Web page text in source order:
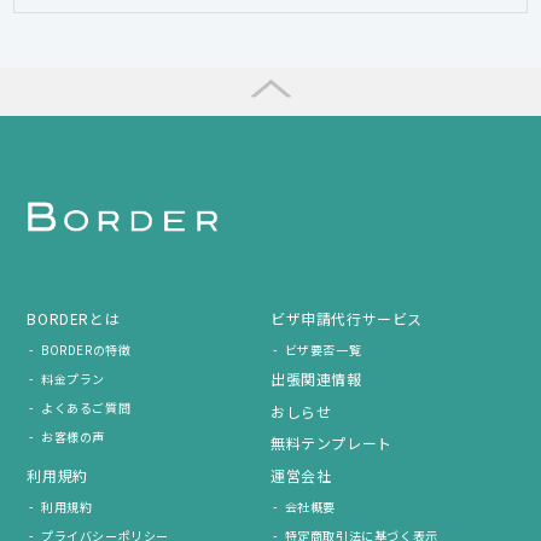
BORDERとは
BORDERの特徴
料金プラン
よくあるご質問
お客様の声
ビザ申請代行サービス
ビザ要否一覧
出張関連情報
おしらせ
無料テンプレート
利用規約
利用規約
プライバシーポリシー
運営会社
会社概要
特定商取引法に基づく表示